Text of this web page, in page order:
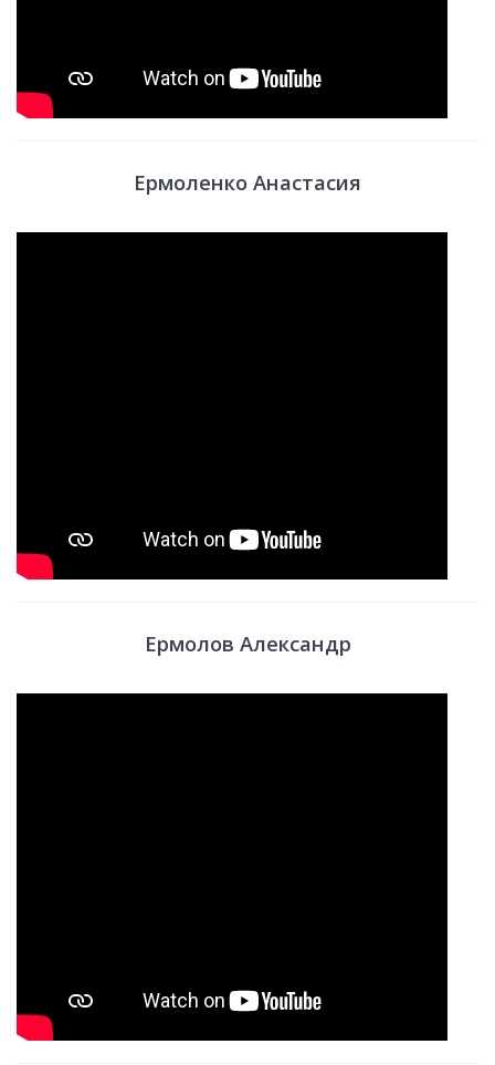
Ермоленко Анастасия
Ермолов Александр